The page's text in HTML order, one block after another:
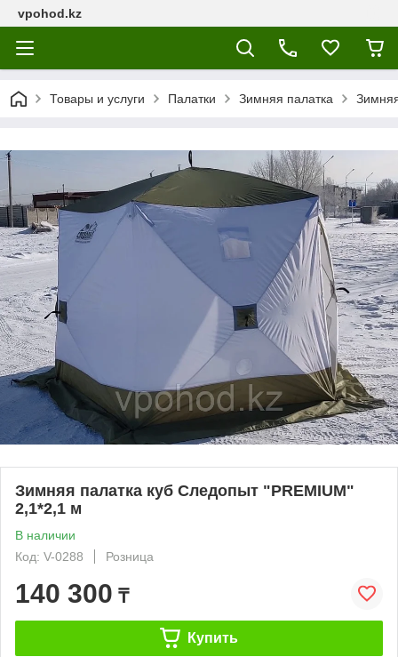
vpohod.kz
Товары и услуги Палатки Зимняя палатка
Зимняя палатка куб Следопыт "PREMIUM"
2,1*2,1 м
В наличии
Код: V-0288
Розница
140 300 ₸
Купить